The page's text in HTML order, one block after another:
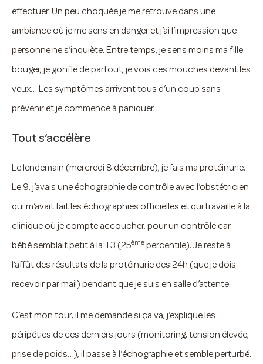
effectuer. Un peu choquée je me retrouve dans une
ambiance où je me sens en danger et j’ai l’impression que
personne ne s’inquiète. Entre temps, je sens moins ma fille
bouger, je gonfle de partout, je vois ces mouches devant les
yeux… Les symptômes arrivent tous d’un coup sans
prévenir et je commence à paniquer.
Tout s’accélère
Le lendemain (mercredi 8 décembre), je fais ma protéinurie.
Le 9, j’avais une échographie de contrôle avec l’obstétricien
qui m’avait fait les échographies officielles et qui travaille à la
clinique où je compte accoucher, pour un contrôle car
bébé semblait petit à la T3 (25ème percentile). Je reste à
l’affût des résultats de la protéinurie des 24h (que je dois
recevoir par mail) pendant que je suis en salle d’attente.
C’est mon tour, il me demande si ça va, j’explique les
péripéties de ces derniers jours (monitoring, tension élevée,
prise de poids…), il passe à l’échographie et semble perturbé.